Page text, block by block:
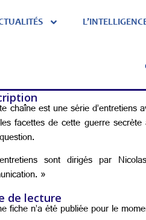
Christian
chaîne est une série d’entretiens
facettes de cette guerre
sont dirigés par
»
de lecture
fiche n’a été publiée pour le